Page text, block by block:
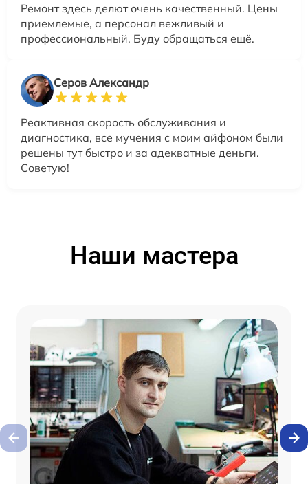
Ремонт здесь делют очень качественный. Цены
приемлемые, а персонал вежливый и
профессиональный. Буду обращаться ещё.
Серов Александр
Реактивная скорость обслуживания и
диагностика, все мучения с моим айфоном были
решены тут быстро и за адекватные деньги.
Советую!
Наши мастера